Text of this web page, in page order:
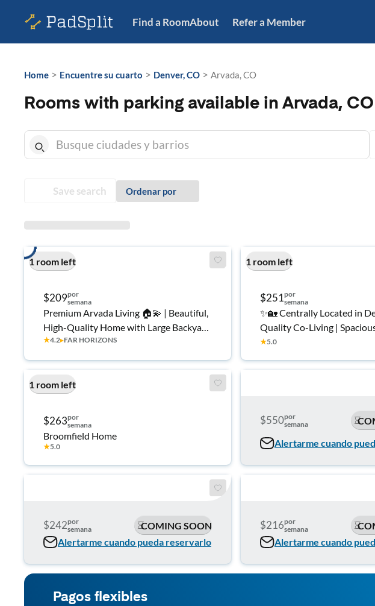
Find a RoomAbout Refer a Member
Home > Encuentre su cuarto > Denver, CO > Arvada, CO
Rooms with parking available in Arvada, CO
Save search Ordenar por
1 room left
$209por
semana
Premium Arvada Living 🏠💫 | Beautiful,
High-Quality Home with Large Backyard
🌿☀️ • Quiet Neighborhood • Modern
★4.2▸FAR HORIZONS
1 room left
$251por
semana
✨🏡 Centrally Located in
Quality Co-Living |
2 Fully Stocked Kitchens |
Mattresses | 🛏️Bedding Included |💡All
★5.0
1 room left
$263por
semana
Broomfield Home
★5.0
$550por
semana
Alertarme cuando
$242por
semana
COMING SOON
Alertarme cuando pueda reservarlo
$216por
semana
Alertarme cuando
Pagos flexibles